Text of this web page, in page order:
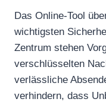
Das Online-Tool
wichtigsten
Zentrum stehen
verschlüsselten
verlässliche
verhindern, dass